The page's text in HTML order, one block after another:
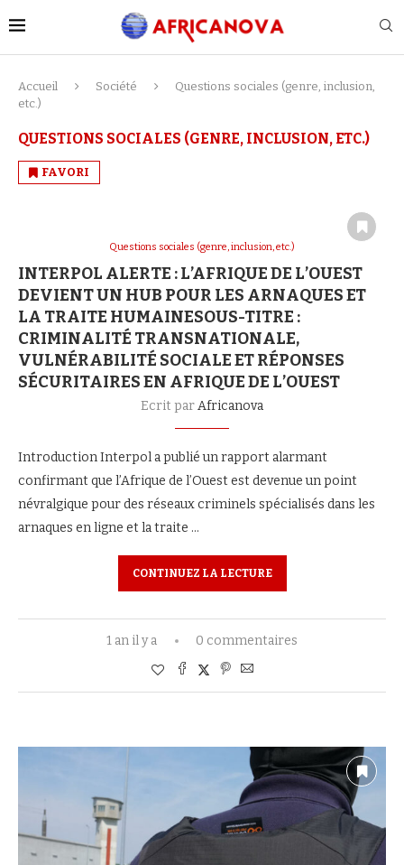
Accueil Société
Questions sociales (genre, inclusion,
etc.)
QUESTIONS SOCIALES (GENRE, INCLUSION, ETC.)
FAVORI
Questions sociales (genre, inclusion, etc.)
INTERPOL ALERTE : L’AFRIQUE DE L’OUEST
DEVIENT UN HUB POUR LES ARNAQUES ET
LA TRAITE HUMAINESOUS-TITRE :
CRIMINALITÉ TRANSNATIONALE,
VULNÉRABILITÉ SOCIALE ET RÉPONSES
SÉCURITAIRES EN AFRIQUE DE L’OUEST
Ecrit parAfricanova
Introduction Interpol a publié un rapport alarmant
confirmant que l’Afrique de l’Ouest est devenue un point
névralgique pour des réseaux criminels spécialisés dans les
arnaques en ligne et la traite …
CONTINUEZ LA LECTURE
1 an il y a 0 commentaires